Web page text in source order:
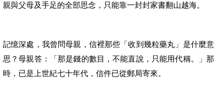
親與父母及手足的全部思念，只能靠一封封家書翻山越海。
記憶深處，我曾問母親，信裡那些「收到幾粒藥丸」是什麼意
思？母親答：「那是錢的數目，不能直說，只能用代稱。」那
時，已是上世紀七十年代，信件已從郵局寄來。